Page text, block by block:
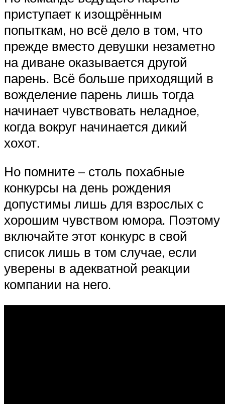
приступает к изощрённым
попыткам, но всё дело в том, что
прежде вместо девушки незаметно
на диване оказывается другой
парень. Всё больше приходящий в
вожделение парень лишь тогда
начинает чувствовать неладное,
когда вокруг начинается дикий
хохот.
Но помните – столь похабные
конкурсы на день рождения
допустимы лишь для взрослых с
хорошим чувством юмора. Поэтому
включайте этот конкурс в свой
список лишь в том случае, если
уверены в адекватной реакции
компании на него.